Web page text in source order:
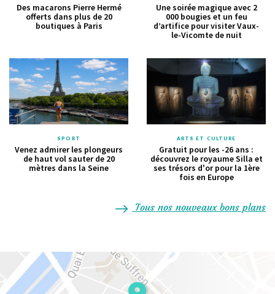
Des macarons Pierre Hermé
offerts dans plus de 20
boutiques à Paris
Une soirée magique avec 2
000 bougies et un feu
d’artifice pour visiter Vaux-
le-Vicomte de nuit
SPORT
Venez admirer les plongeurs
de haut vol sauter de 20
mètres dans la Seine
ARTS ET CULTURE
Gratuit pour les -26 ans :
découvrez le royaume Silla et
ses trésors d'or pour la 1ère
fois en Europe
Tous nos nouveaux bons plans